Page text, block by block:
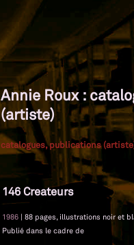
Annie Roux :
(artiste)
catalogues, publications
146 Createurs
1986 | 88 pages, illustrations noir et
Publié dans le cadre de